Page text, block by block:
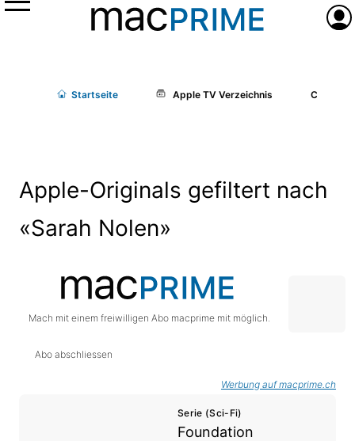
Menü
Startseite Apple TV Verzeichnis Cast/
Apple-Originals gefiltert nach
«Sarah Nolen»
Mach mit einem freiwilligen Abo macprime mit möglich.
Abo abschliessen
Werbung auf macprime.ch
Serie (Sci-Fi)
Foundation